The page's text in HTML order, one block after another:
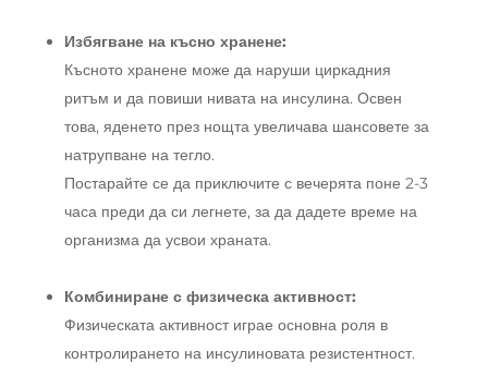
Избягване на късно хранене:
Късното хранене може да наруши циркадния
ритъм и да повиши нивата на инсулина. Освен
това, яденето през нощта увеличава шансовете за
натрупване на тегло.
Постарайте се да приключите с вечерята поне 2-3
часа преди да си легнете, за да дадете време на
организма да усвои храната.
Комбиниране с физическа активност:
Физическата активност играе основна роля в
контролирането на инсулиновата резистентност.